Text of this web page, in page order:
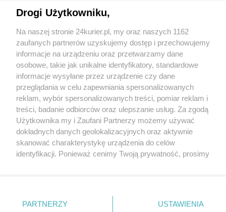
Zapamiętać?
Zaloguj
Zapomniałem hasła
Copyright © 2022 Kurier Szczeciński sp. z o.o.
Drogi Użytkowniku,
Na naszej stronie 24kurier.pl, my oraz naszych 1162
zaufanych partnerów uzyskujemy dostęp i przechowujemy
informacje na urządzeniu oraz przetwarzamy dane
osobowe, takie jak unikalne identyfikatory, standardowe
informacje wysyłane przez urządzenie czy dane
przeglądania w celu zapewniania spersonalizowanych
reklam, wybór spersonalizowanych treści, pomiar reklam i
treści, badanie odbiorców oraz ulepszanie usług. Za zgodą
Użytkownika my i Zaufani Partnerzy możemy używać
dokładnych danych geolokalizacyjnych oraz aktywnie
skanować charakterystykę urządzenia do celów
identyfikacji. Ponieważ cenimy Twoją prywatność, prosimy
prywatności znajdujący się w lewym dolnym rogu strony
. Niektóre rodzaje przetwarzania danych nie wymagają
PARTNERZY USTAWIENIA